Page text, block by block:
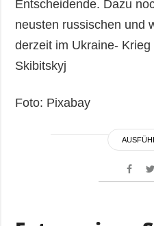
Entscheidende. Dazu
neusten russischen und
derzeit im Ukraine-
Skibitskyj
Foto: Pixabay